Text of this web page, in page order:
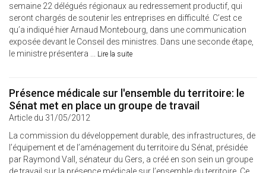
semaine 22 délégués régionaux au redressement productif, qui
seront chargés de soutenir les entreprises en difficulté. C’est ce
qu’a indiqué hier Arnaud Montebourg, dans une communication
exposée devant le Conseil des ministres. Dans une seconde étape,
le ministre présentera ... Lire la suite
Présence médicale sur l'ensemble du territoire: le
Sénat met en place un groupe de travail
Article du 31/05/2012
La commission du développement durable, des infrastructures, de
l’équipement et de l’aménagement du territoire du Sénat, présidée
par Raymond Vall, sénateur du Gers, a créé en son sein un groupe